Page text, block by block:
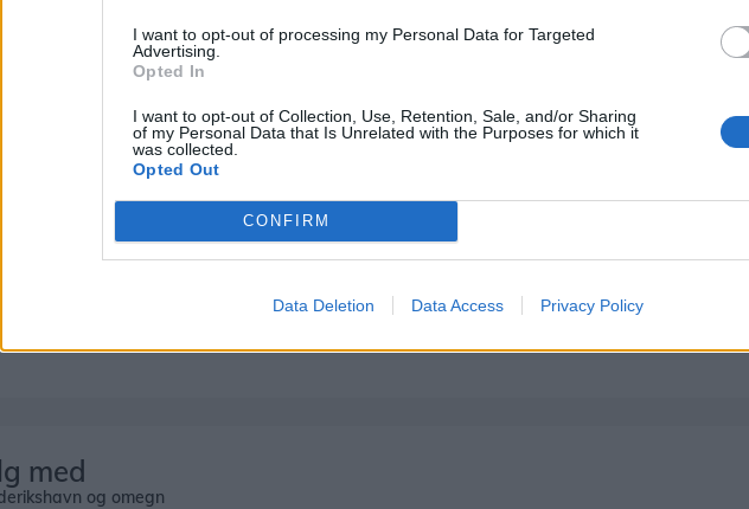
I want to opt-out of processing my Personal Data for Targeted
Advertising.
Opted In
I want to opt-out of Collection, Use, Retention, Sale, and/or Sharing
of my Personal Data that Is Unrelated with the Purposes for which it
was collected.
Opted Out
CONFIRM
Data Deletion Data Access Privacy Policy
med
og omegn